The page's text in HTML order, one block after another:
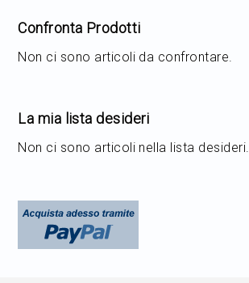
Confronta Prodotti
Non ci sono articoli da confrontare.
La mia lista desideri
Non ci sono articoli nella lista desideri.